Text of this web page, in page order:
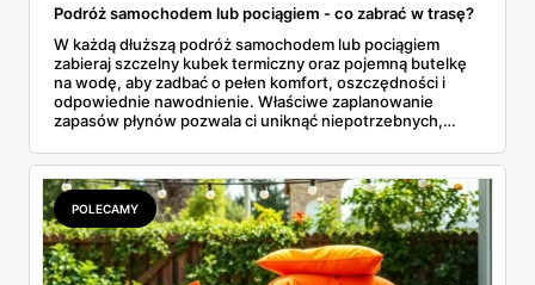
Podróż samochodem lub pociągiem - co zabrać w trasę?
W każdą dłuższą podróż samochodem lub pociągiem
zabieraj szczelny kubek termiczny oraz pojemną butelkę
na wodę, aby zadbać o pełen komfort, oszczędności i
odpowiednie nawodnienie. Właściwe zaplanowanie
zapasów płynów pozwala ci uniknąć niepotrzebnych,
kupowania przepłaconych napojów w wagonach
restauracyjnych. Połączenie funkcji, jakie oferuje dobrze
izolujący kubek termiczny z gorącą kawą oraz niezawodna
butelka na wodę, tworzy idealny, podróżny zestaw. Dzięki
niemu wielogodzinne przemieszczanie się z miejsca na
miejsce staje się znacznie przyjemniejsze, a my zyskujemy
pewność, że nasze ulubione napoje są zawsze pod ręką.
POLECAMY